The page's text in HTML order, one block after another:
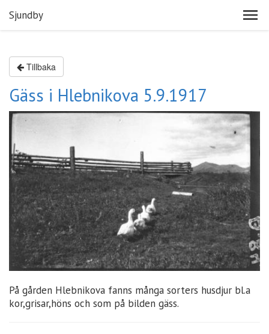
Sjundby
Tillbaka
Gäss i Hlebnikova 5.9.1917
På gården Hlebnikova fanns många sorters husdjur bl.a
kor,grisar,höns och som på bilden gäss.